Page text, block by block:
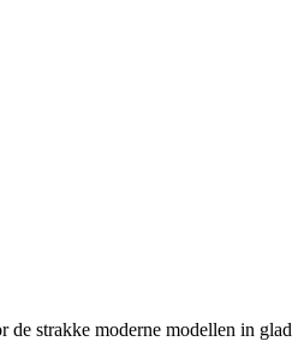
de strakke moderne modellen in glad